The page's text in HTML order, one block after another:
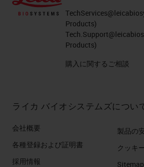
Products)
Products)
購入に関するご相談
ライカ バイオシステムズについ
会社概要
各種登録および証明書
採用情報
製品の
クッキ
Sitemap